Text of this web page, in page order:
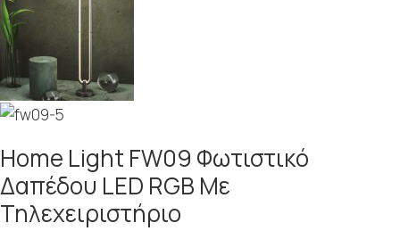
Home Light FW09 Φωτιστικό
Δαπέδου LED RGB Με
Τηλεχειριστήριο